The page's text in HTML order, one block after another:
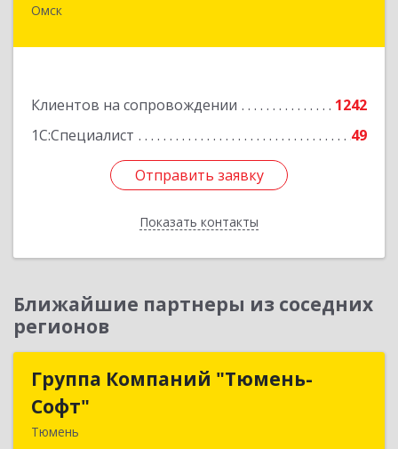
Омск
Клиентов на сопровождении
1242
1С:Специалист
49
Отправить заявку
Показать контакты
644099, Омская обл, Омск г, Гагарина ул, дом №
Отправить заявку
Назад
Ближайшие партнеры из соседних
регионов
Группа Компаний "Тюмень-
Софт"
Тюмень
Группа Компаний "Тюмень-